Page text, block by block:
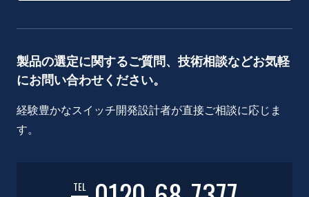
製品の選定に関するご質問、技術相談などお気軽
にお問い合わせください。
経験豊かなスイッチ開発設計者が直接ご相談に応じま
す。
TEL